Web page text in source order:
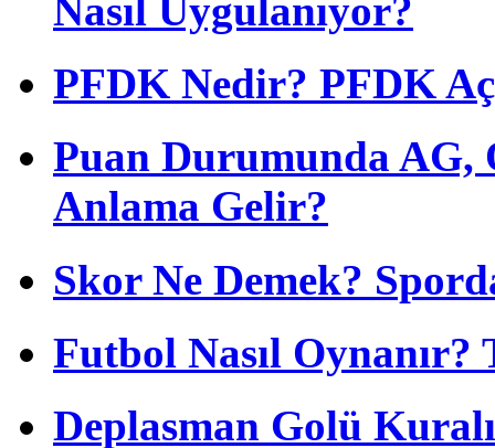
Nasıl Uygulanıyor?
PFDK Nedir? PFDK
Puan Durumunda AG,
Anlama Gelir?
Skor Ne Demek?
Futbol Nasıl
Deplasman Golü